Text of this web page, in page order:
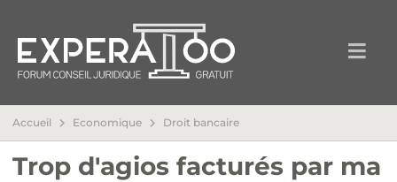
Accueil Economique Droit bancaire
Trop d'agios facturés par ma